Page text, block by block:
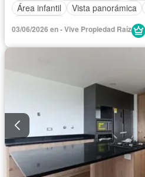
Área infantil
Vista panorámica
03/06/2026 en - Vive Propiedad Raíz